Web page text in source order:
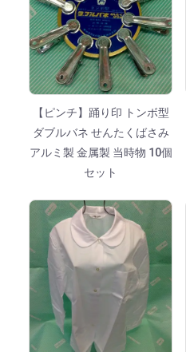
【ピンチ】踊り印 トンボ型
ダブルバネ せんたくばさみ
アルミ製 金属製 当時物 10個
セット